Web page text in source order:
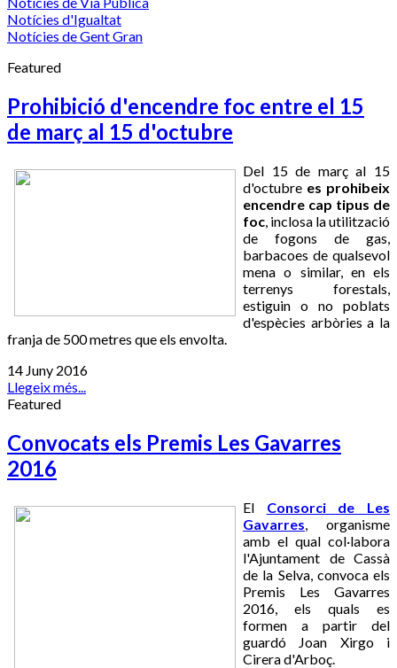
Notícies d'Igualtat
Notícies de Gent Gran
Featured
Prohibició d'encendre foc entre el 15
de març al 15 d'octubre
Del 15 de març al 15
d'octubre es prohibeix
encendre cap tipus de
foc, inclosa la utilització
de fogons de gas,
barbacoes de qualsevol
mena o similar, en els
terrenys forestals,
estiguin o no poblats
d'espècies arbòries a la
franja de 500 metres que els envolta.
14 Juny 2016
Llegeix més...
Featured
Convocats els Premis Les Gavarres
2016
El Consorci de Les
Gavarres , organisme
amb el qual col·labora
l'Ajuntament de Cassà
de la Selva, convoca els
Premis Les Gavarres
2016, els quals es
formen a partir del
guardó Joan Xirgo i
Cirera d'Arboç.